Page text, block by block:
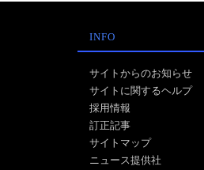
INFO
サイトからのお知らせ
サイトに関するヘルプ
採用情報
訂正記事
サイトマップ
ニュース提供社